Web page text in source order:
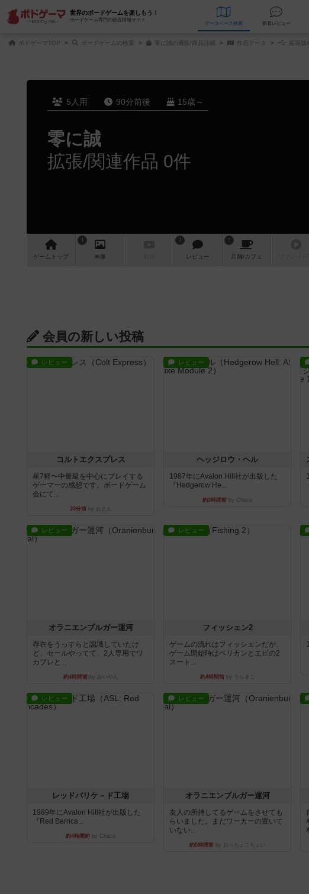
世界のボードゲームを楽しもう！
ボードゲーム専門の総合情報サイト
データベース 検索 新着レ
ボドゲーマTOP ボードゲームの検索 零に誠の通販/商品詳細 作品データ 拡張版
5人用 90分前後 15歳～
零に誠
拡張/関連作品 0件
ゲーム トップ
1
画像
1
レビュー
7
店舗/カフェ
会員の新しい投稿
レビュー
コルトエクスプレス
星7軽〜中量級を中心にプレイする
ゲーマーの感想です。ボードゲーム
会にて...
30分前by おとん
レビュー
ヘッジロウ・ヘル
1987年にAvalon Hill社が出版した
『Hedgerow He...
約3時間前 by Chaco
レビュー
オラニエンブルガー運河
存在をうっすらと認識していたけ
ど、セールやってて、2人専用でワ
カプレと...
約4時間前by みいやん
レビュー
フィッシェン2
ゲームの流れはフィッシェンだが、
ゲーム開始時はペリカンとエビの2
スート...
約4時間前by うらまこ
レビュー
レッドバリケ－ド工場
1989年にAvalon Hill社が出版した
『Red Barrica...
約4時間前 by Chaco
レビュー
オラニエンブルガー運河
友人の所持してるゲームをさせても
らいました。まだワーカーの置いて
いない...
約5時間前by おっちょこちょい